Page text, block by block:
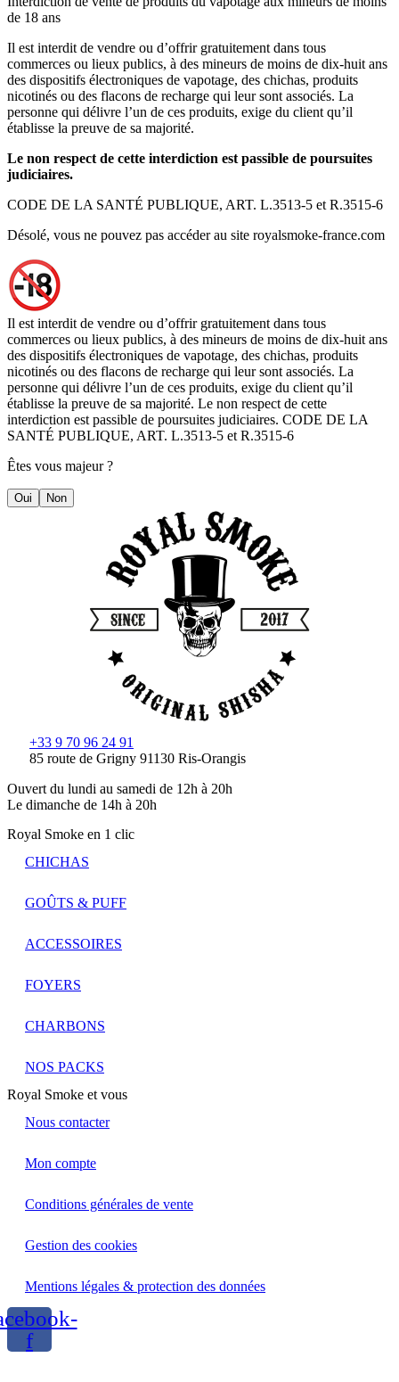
de 18 ans
Il est interdit de vendre ou d’offrir gratuitement dans tous
commerces ou lieux publics, à des mineurs de moins de dix-huit ans
des dispositifs électroniques de vapotage, des chichas, produits
nicotinés ou des flacons de recharge qui leur sont associés. La
personne qui délivre l’un de ces produits, exige du client qu’il
établisse la preuve de sa majorité.
Le non respect de cette interdiction est passible de poursuites
judiciaires.
CODE DE LA SANTÉ PUBLIQUE, ART. L.3513-5 et R.3515-6
Désolé, vous ne pouvez pas accéder au site royalsmoke-france.com
Il est interdit de vendre ou d’offrir gratuitement dans tous
commerces ou lieux publics, à des mineurs de moins de dix-huit ans
des dispositifs électroniques de vapotage, des chichas, produits
nicotinés ou des flacons de recharge qui leur sont associés. La
personne qui délivre l’un de ces produits, exige du client qu’il
établisse la preuve de sa majorité. Le non respect de cette
interdiction est passible de poursuites judiciaires. CODE DE LA
SANTÉ PUBLIQUE, ART. L.3513-5 et R.3515-6
Êtes vous majeur ?
Oui Non
+33 9 70 96 24 91
85 route de Grigny 91130 Ris-Orangis
Ouvert du lundi au samedi de 12h à 20h
Le dimanche de 14h à 20h
Royal Smoke en 1 clic
CHICHAS
GOÛTS & PUFF
ACCESSOIRES
FOYERS
CHARBONS
NOS PACKS
Royal Smoke et vous
Nous contacter
Mon compte
Conditions générales de vente
Gestion des cookies
Mentions légales & protection des données
f